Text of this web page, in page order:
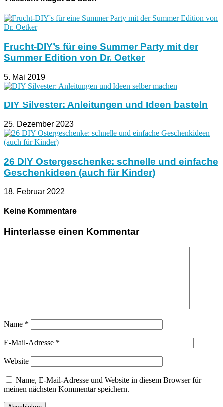
Frucht-DIY’s für eine Summer Party mit der
Summer Edition von Dr. Oetker
5. Mai 2019
DIY Silvester: Anleitungen und Ideen basteln
25. Dezember 2023
26 DIY Ostergeschenke: schnelle und einfache
Geschenkideen (auch für Kinder)
18. Februar 2022
Keine Kommentare
Hinterlasse einen Kommentar
Name *
E-Mail-Adresse *
Website
Name, E-Mail-Adresse und Website in diesem Browser für
meinen nächsten Kommentar speichern.